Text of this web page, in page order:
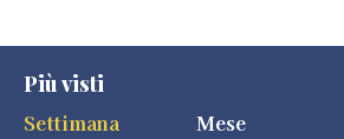
Più visti
Settimana
Mese